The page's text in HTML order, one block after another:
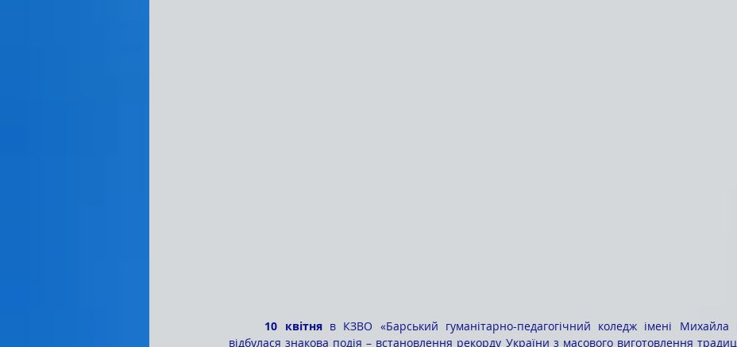
	10 квітня
в КЗВО «Барський гуманітарно-педагогічний коледж імені Михайла
відбулася знакова подія – встановлення рекорду України з масового виготовлення